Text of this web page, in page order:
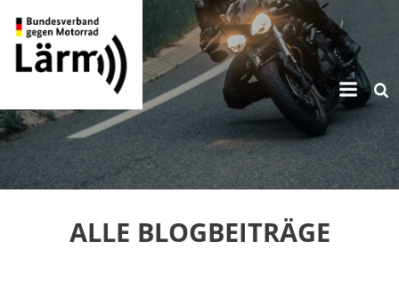
Zum
Inhalt
springen
ALLE BLOGBEITRÄGE